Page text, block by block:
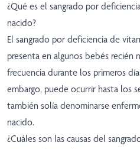
¿Qué es el sangrado por
nacido?
El sangrado por deficiencia de
presenta en algunos bebés recién
frecuencia durante los primeros
embargo, puede ocurrir hasta los
también solía denominarse
nacido.
¿Cuáles son las causas del